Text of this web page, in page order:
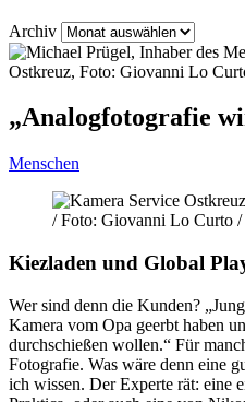
Archiv
„Analogfotografie
Menschen
/ Foto: Giovanni Lo Curto /
Kiezladen und Global
Wer sind denn die Kunden?
Kamera vom Opa geerbt haben
durchschießen wollen.“ Für
Fotografie. Was wäre denn eine
ich wissen. Der Experte rät: eine